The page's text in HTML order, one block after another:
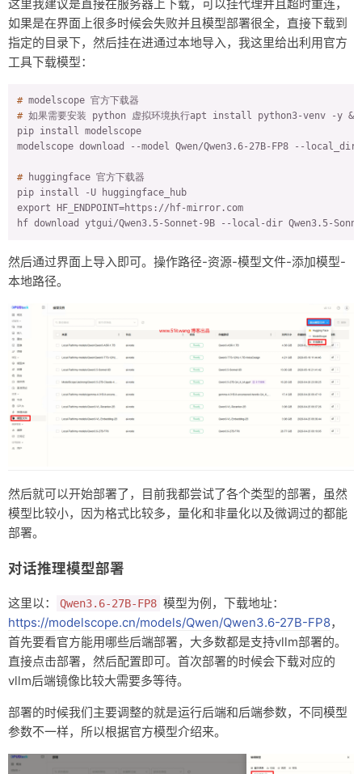
这里我建议是直接在服务器上下载，可以挂代理并且超时重连，
如果是在界面上很多时候会失败并且模型部署很全，直接下载到
指定的目录下，然后挂在进通过本地导入，我这里给出利用官方
工具下载模型：
# modelscope 官方下载器
# 如果需要安装 python 虚拟环境执行apt install python3-venv -y
pip install modelscope
# huggingface 官方下载器
pip install -U huggingface_hub
export HF_ENDPOINT=https://hf-mirror.com
hf download ytgui/Qwen3.5-Sonnet-9B --local-dir Qwen3.5-
然后通过界面上导入即可。操作路径-资源-模型文件-添加模型-
本地路径。
然后就可以开始部署了，目前我都尝试了各个类型的部署，虽然
模型比较小，因为格式比较多，量化和非量化以及微调过的都能
部署。
对话推理模型部署
这里以： Qwen3.6-27B-FP8 模型为例，下载地址：
https://modelscope.cn/models/Qwen/Qwen3.6-27B-FP8，
首先要看官方能用哪些后端部署，大多数都是支持vllm部署的。
直接点击部署，然后配置即可。首次部署的时候会下载对应的
vllm后端镜像比较大需要多等待。
部署的时候我们主要调整的就是运行后端和后端参数，不同模型
参数不一样，所以根据官方模型介绍来。